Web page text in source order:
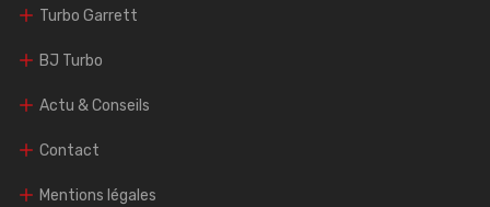
Turbo Garrett
BJ Turbo
Actu & Conseils
Contact
Mentions légales